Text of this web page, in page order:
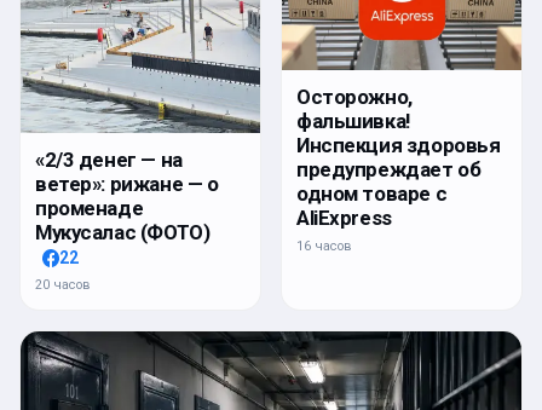
«2/3 денег — на
ветер»: рижане — о
променаде
Мукусалас (ФОТО)
22
20 часов
Осторожно,
фальшивка!
Инспекция здоровья
предупреждает об
одном товаре с
AliExpress
16 часов